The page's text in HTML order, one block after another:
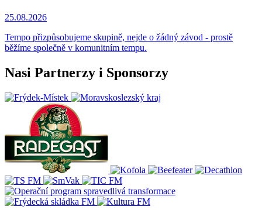
25.08.2026
Tempo přizpůsobujeme skupině, nejde o žádný závod - prostě
běžíme společně v komunitním tempu.
Nasi Partnerzy i Sponsorzy